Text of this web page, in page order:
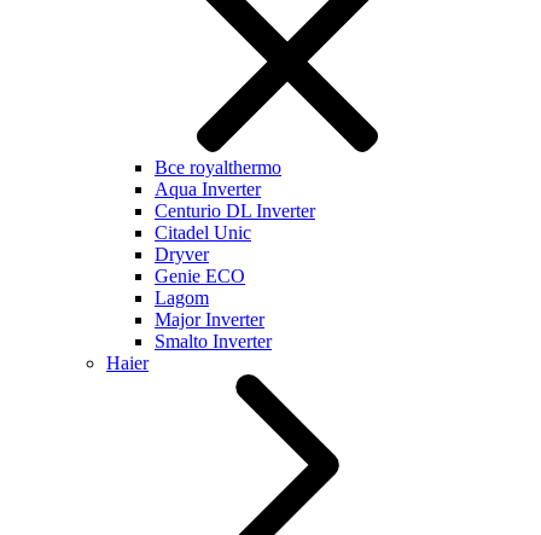
Все royalthermo
Aqua Inverter
Centurio DL Inverter
Citadel Unic
Dryver
Genie ECO
Lagom
Major Inverter
Smalto Inverter
Haier